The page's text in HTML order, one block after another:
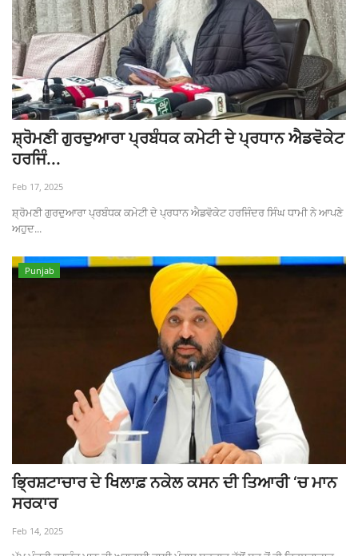
ਸ਼੍ਰੋਮਣੀ ਗੁਰਦੁਆਰਾ ਪ੍ਰਬੰਧਕ ਕਮੇਟੀ ਦੇ ਪ੍ਰਧਾਨ ਐਡਵੋਕੇਟ
ਹਰਜਿੰ...
Feb 17, 2025
ਸ਼੍ਰੋਮਣੀ ਗੁਰਦੁਆਰਾ ਪ੍ਰਬੰਧਕ ਕਮੇਟੀ ਦੇ ਪ੍ਰਧਾਨ ਐਡਵੋਕੇਟ ਹਰਜਿੰਦਰ ਸਿੰਘ ਧਾਮੀ ਨੇ ਆਪਣੇ
ਅਹੁਦ...
Punjab
ਭ੍ਰਿਸ਼ਟਾਚਾਰ ਦੇ ਖਿਲਾਫ਼ ਨਕੇਲ ਕਸਨ ਦੀ ਤਿਆਰੀ ‘ਚ ਮਾਨ
ਸਰਕਾਰ
Feb 14, 2025